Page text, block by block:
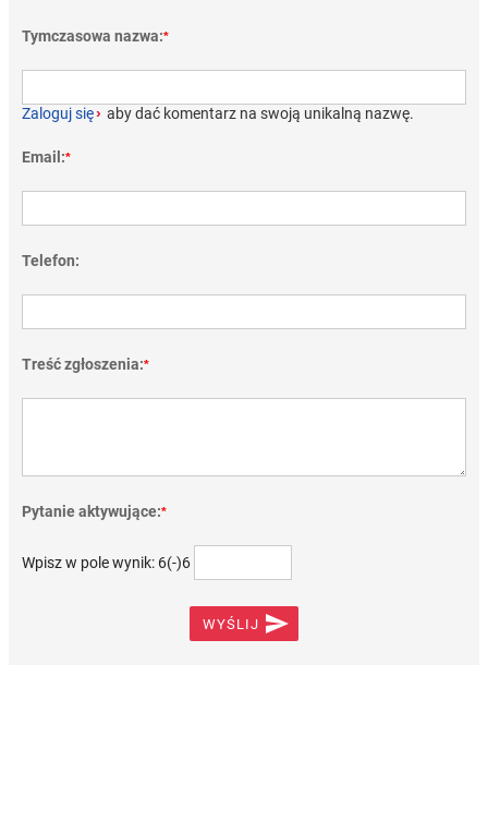
Tymczasowa nazwa:*
Zaloguj się› aby dać komentarz na swoją unikalną nazwę.
Email:*
Telefon:
Treść zgłoszenia:*
Pytanie aktywujące:*
Wpisz w pole wynik: 6(-)6
WYŚLIJ 